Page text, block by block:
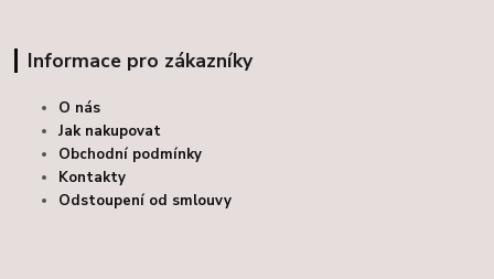
Informace pro zákazníky
O nás
Jak nakupovat
Obchodní podmínky
Kontakty
Odstoupení od smlouvy